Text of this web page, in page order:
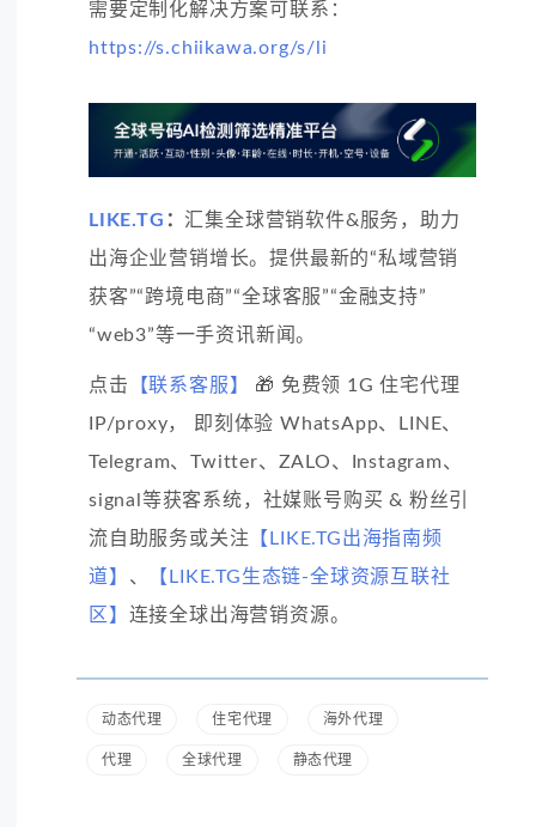
需要定制化解决方案可联系：
https://s.chiikawa.org/s/li
LIKE.TG ： 汇集全球营销软件&服务，助力
出海企业营销增长。提供最新的“私域营销
获客”“跨境电商”“全球客服”“金融支持”
“web3”等一手资讯新闻。
点击 【联系客服】
🎁 免费领 1G 住宅代理
IP/proxy， 即刻体验 WhatsApp、LINE、
Telegram、Twitter、ZALO、Instagram、
signal等获客系统，社媒账号购买 & 粉丝引
流自助服务或关注 【LIKE.TG出海指南频
道】 、
【LIKE.TG生态链-全球资源互联社
区】 连接全球出海营销资源。
动态代理 住宅代理 海外代理
代理 全球代理 静态代理